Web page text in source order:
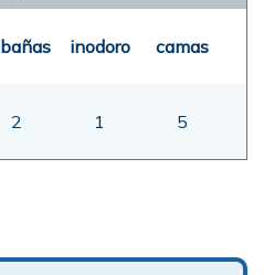
inodoro camas
2 1 5